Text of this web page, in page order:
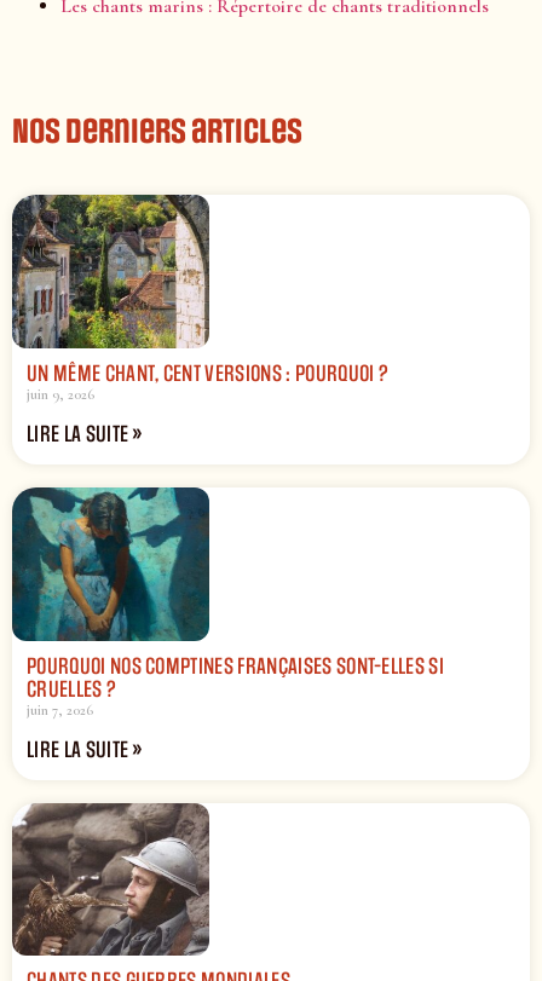
Les chants marins : Répertoire de chants traditionnels
Nos derniers articles
UN MÊME CHANT, CENT VERSIONS : POURQUOI ?
juin 9, 2026
LIRE LA SUITE »
POURQUOI NOS COMPTINES FRANÇAISES SONT-ELLES SI
CRUELLES ?
juin 7, 2026
LIRE LA SUITE »